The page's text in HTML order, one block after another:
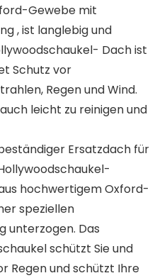
Gewebe mit
, ist langlebig und
Dach ist
Schutz vor
Regen und Wind.
leicht zu reinigen und
Ersatzdach für
hochwertigem Oxford-
speziellen
unterzogen. Das
schützt Sie und
Regen und schützt Ihre